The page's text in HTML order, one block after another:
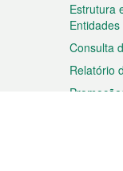
Estrutura
Consulta
Relatório